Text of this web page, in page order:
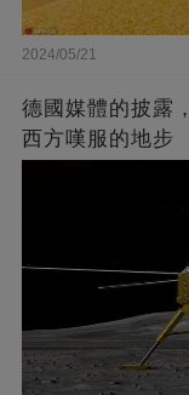
2024/05/21
德國媒體的披露
西方嘆服的地步